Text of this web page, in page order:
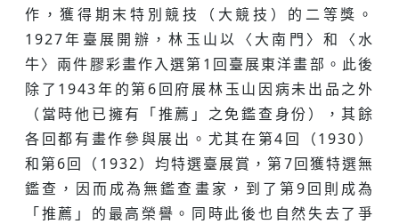
作，獲得期末特別競技（大競技）的二等獎。
1927年臺展開辦，林玉山以〈大南門〉和〈水
牛〉兩件膠彩畫作入選第1回臺展東洋畫部。此後
除了1943年的第6回府展林玉山因病未出品之外
（當時他已擁有「推薦」之免鑑查身份），其餘
各回都有畫作參與展出。尤其在第4回（1930）
和第6回（1932）均特選臺展賞，第7回獲特選無
鑑查，因而成為無鑑查畫家，到了第9回則成為
「推薦」的最高榮譽。同時此後也自然失去了爭